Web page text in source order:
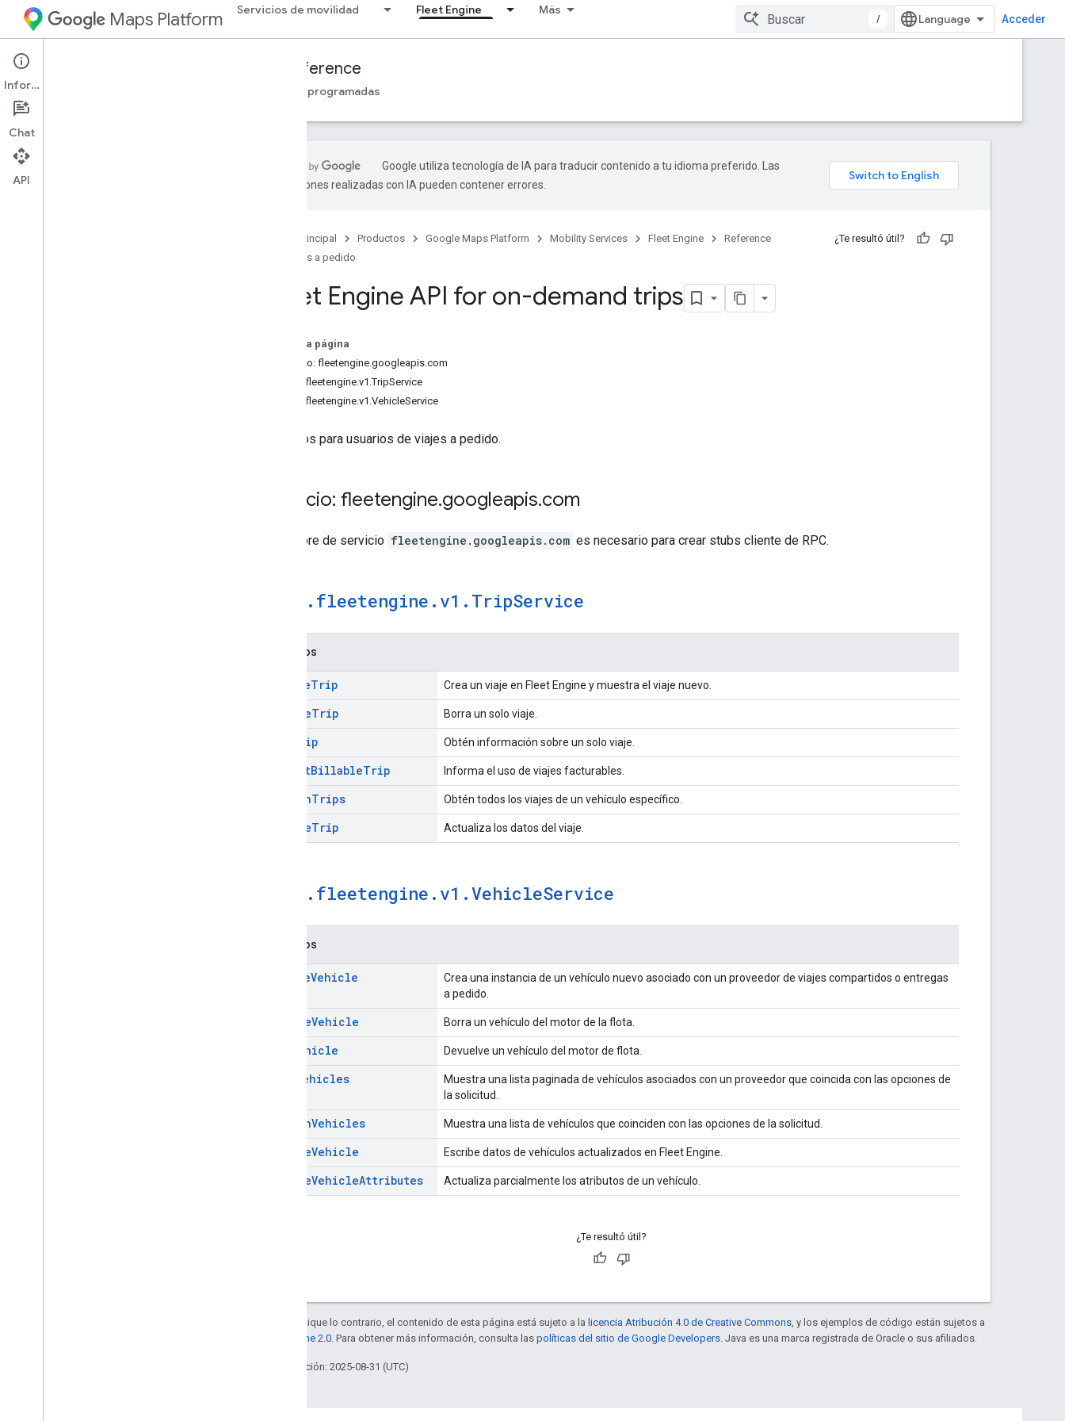
Maps Platform Servicios de movilidad Fleet Engine Más
/ Acceder
Mobility Services Reference
Descripción general Tareas programadas
Google utiliza tecnología de IA para traducir contenido a tu idioma preferido. Las
traducciones realizadas con IA pueden contener errores.
Página principal Productos Google Maps Platform Mobility Services Fleet Engine
Reference
Viajes a pedido
¿Te resultó útil?
Fleet Engine API for on-demand trips
En esta página
Servicio: fleetengine.googleapis.com
maps.fleetengine.v1.TripService
maps.fleetengine.v1.VehicleService
Servicios para usuarios de viajes a pedido.
Servicio: fleetengine.googleapis.com
El nombre de servicio fleetengine.googleapis.com es necesario para crear stubs cliente de RPC.
. fleetengine . v1 . TripService
Métodos
CreateTrip Crea un viaje en Fleet Engine y muestra el viaje nuevo.
DeleteTrip Borra un solo viaje.
Trip Obtén información sobre un solo viaje.
ReportBillableTrip Informa el uso de viajes facturables.
SearchTrips Obtén todos los viajes de un vehículo específico.
UpdateTrip Actualiza los datos del viaje.
. fleetengine . v1 .VehicleService
Métodos
CreateVehicle
Crea una instancia de un vehículo nuevo asociado con un proveedor de viajes compartidos o entregas
a pedido.
DeleteVehicle Borra un vehículo del motor de la flota.
Vehicle Devuelve un vehículo del motor de flota.
Vehicles
Muestra una lista paginada de vehículos asociados con un proveedor que coincida con las opciones de
la solicitud.
SearchVehicles Muestra una lista de vehículos que coinciden con las opciones de la solicitud.
UpdateVehicle Escribe datos de vehículos actualizados en Fleet Engine.
UpdateVehicleAttributes Actualiza parcialmente los atributos de un vehículo.
¿Te resultó útil?
Salvo que se indique lo contrario, el contenido de esta página está sujeto a la licencia Atribución 4.0 de Creative Commons , y los ejemplos de código están sujetos a
licencia Apache 2.0 . Para obtener más información, consulta las políticas del sitio de Google Developers . Java es una marca registrada de Oracle o sus afiliados.
Última actualización: 2025-08-31 (UTC)
Información
Chat
API